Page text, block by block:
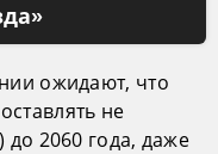
ожидают, что
не
2060 года, даже